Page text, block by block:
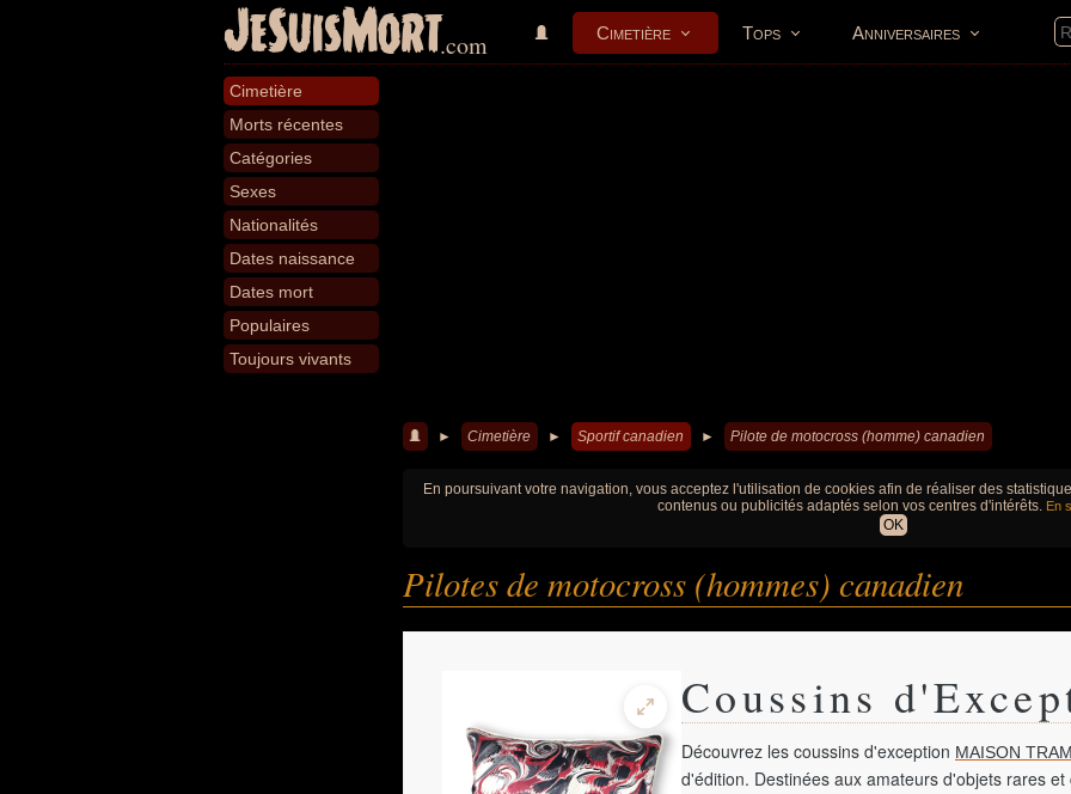
JeSuisMort.com Cimetière Tops Anniversaires
Cimetière
Morts récentes
Catégories
Sexes
Nationalités
Dates naissance
Dates mort
Populaires
Toujours vivants
► Cimetière ► Sportif canadien ► Pilote de motocross (homme) canadien
En poursuivant votre navigation, vous acceptez l'utilisation de cookies afin de réaliser des
contenus ou publicités adaptés selon vos centres d'intérêts. En
OK
Pilotes de motocross (hommes) canadien
Coussins
Découvrez les coussins d'exception MAISON
d'édition. Destinées aux amateurs d'objets rares